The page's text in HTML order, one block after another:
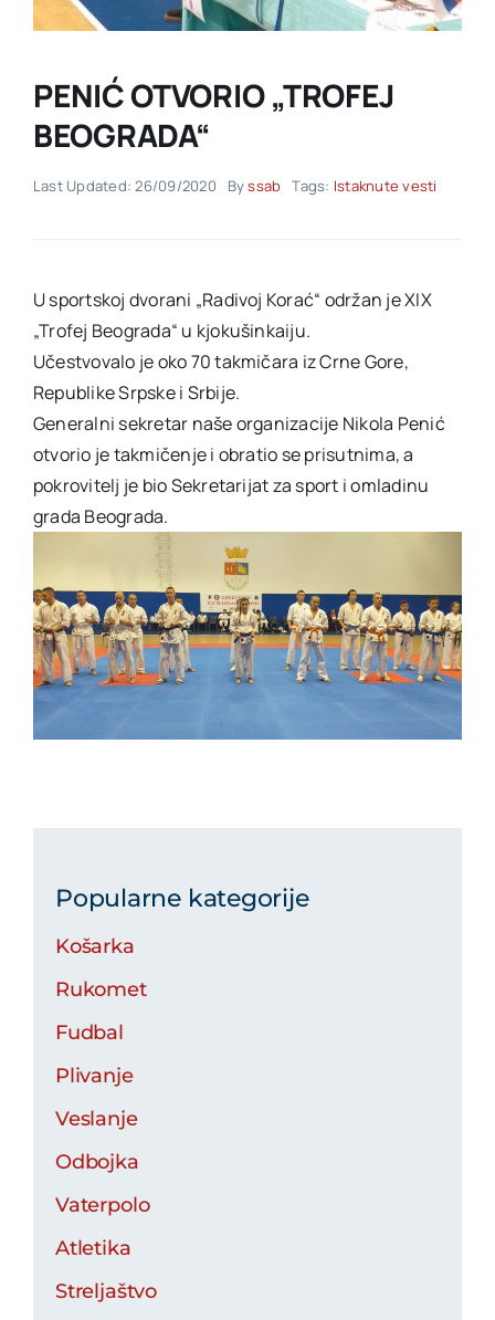
Kontakt
PENIĆ OTVORIO „TROFEJ
BEOGRADA“
Last Updated: 26/09/2020 Byssab Tags: Istaknute vesti
U sportskoj dvorani „Radivoj Korać“ održan je XIX
„Trofej Beograda“ u​ kjokušinkaiju.
Učestvovalo je oko 70 takmičara iz Crne Gore,
Republike Srpske i Srbije.
Generalni sekretar naše organizacije Nikola Penić
otvorio je takmičenje i obratio se prisutnima, a
pokrovitelj je bio Sekretarijat za ​sport i omladinu
grada Beograda.
Popularne kategorije
Košarka
Rukomet
Fudbal
Plivanje
Veslanje
Odbojka
Vaterpolo
Atletika
Streljaštvo